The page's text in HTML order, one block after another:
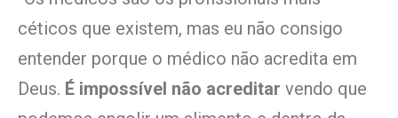
céticos que existem, mas eu não consigo
entender porque o médico não acredita em
Deus. É impossível não acreditar vendo que